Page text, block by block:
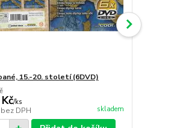
15.-20. století (6DVD)
/ks
bez DPH skladem